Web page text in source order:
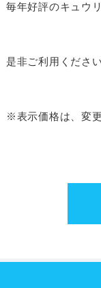
毎年好評のキュウ
是非ご利用くださ
※表示価格は、変